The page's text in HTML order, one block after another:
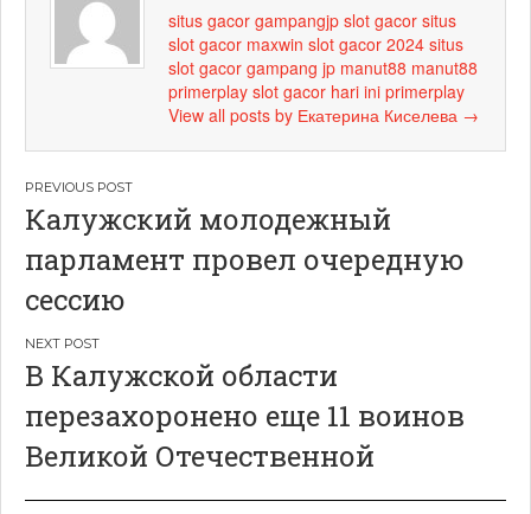
situs gacor gampangjp slot gacor situs
slot gacor maxwin slot gacor 2024 situs
slot gacor gampang jp manut88 manut88
primerplay slot gacor hari ini primerplay
View all posts by Екатерина Киселева →
Навигация
по
записям
Калужский молодежный
парламент провел очередную
сессию
В Калужской области
перезахоронено еще 11 воинов
Великой Отечественной